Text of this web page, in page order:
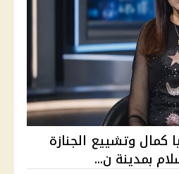
كمال وتشييع الجنازة
بمدينة ن...